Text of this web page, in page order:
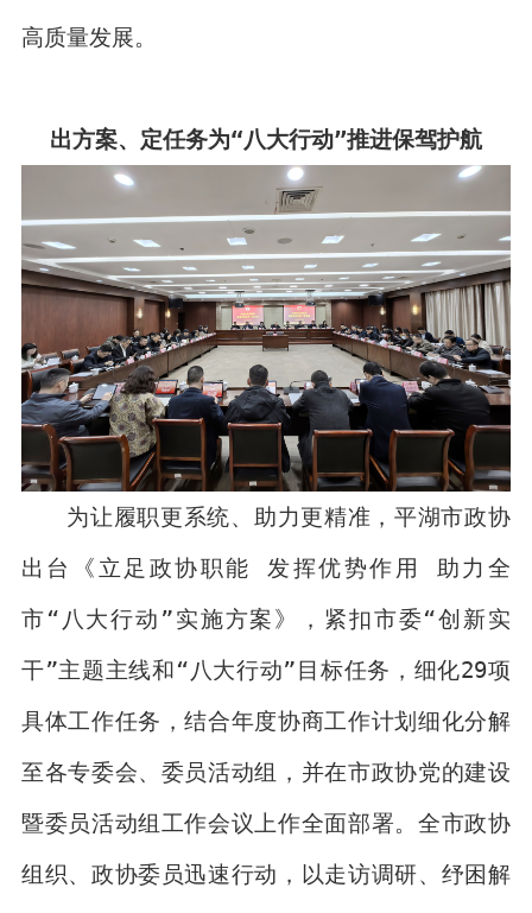
高质量发展。
出方案、定任务为“八大行动”推进保驾护航
为让履职更系统、助力更精准，平湖市政协
出台《立足政协职能 发挥优势作用 助力全
市“八大行动”实施方案》，紧扣市委“创新实
干”主题主线和“八大行动”目标任务，细化29项
具体工作任务，结合年度协商工作计划细化分解
至各专委会、委员活动组，并在市政协党的建设
暨委员活动组工作会议上作全面部署。全市政协
组织、政协委员迅速行动，以走访调研、纾困解